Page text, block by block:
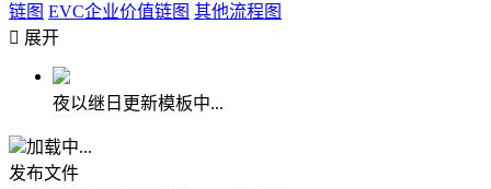
链图 EVC企业价值链图 其他流程图
 展开
夜以继日更新模板中...
加载中...
发布文件